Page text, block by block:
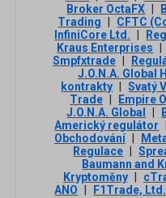
Broker OctaFX
Trading
CFTC
InfiniCore Ltd.
Kraus Enterprises
Smpfxtrade
J.O.N.A. Global
kontrakty
Svatý
Trade
Empire
J.O.N.A. Global
Americký regulátor
Obchodování
Regulace
Baumann and
Kryptoměny
ANO
F1Trade, Ltd.